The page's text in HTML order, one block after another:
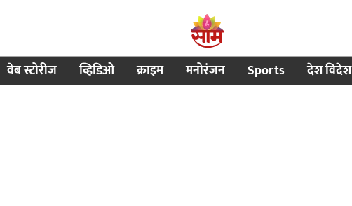
वेब स्टोरीज व्हिडिओ क्राइम मनोरंजन Sports देश विदेश